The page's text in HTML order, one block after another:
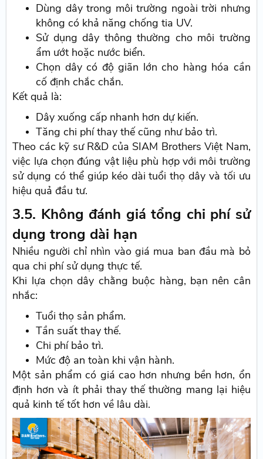
Dùng dây trong môi trường ngoài trời nhưng
không có khả năng chống tia UV.
Sử dụng dây thông thường cho môi trường
ẩm ướt hoặc nước biển.
Chọn dây có độ giãn lớn cho hàng hóa cần
cố định chắc chắn.
Kết quả là:
Dây xuống cấp nhanh hơn dự kiến.
Tăng chi phí thay thế cũng như bảo trì.
Theo các kỹ sư R&D của SIAM Brothers Việt Nam,
việc lựa chọn đúng vật liệu phù hợp với môi trường
sử dụng có thể giúp kéo dài tuổi thọ dây và tối ưu
hiệu quả đầu tư.
3.5. Không đánh giá tổng chi phí sử
dụng trong dài hạn
Nhiều người chỉ nhìn vào giá mua ban đầu mà bỏ
qua chi phí sử dụng thực tế.
Khi lựa chọn dây chằng buộc hàng, bạn nên cân
nhắc:
Tuổi thọ sản phẩm.
Tần suất thay thế.
Chi phí bảo trì.
Mức độ an toàn khi vận hành.
Một sản phẩm có giá cao hơn nhưng bền hơn, ổn
định hơn và ít phải thay thế thường mang lại hiệu
quả kinh tế tốt hơn về lâu dài.